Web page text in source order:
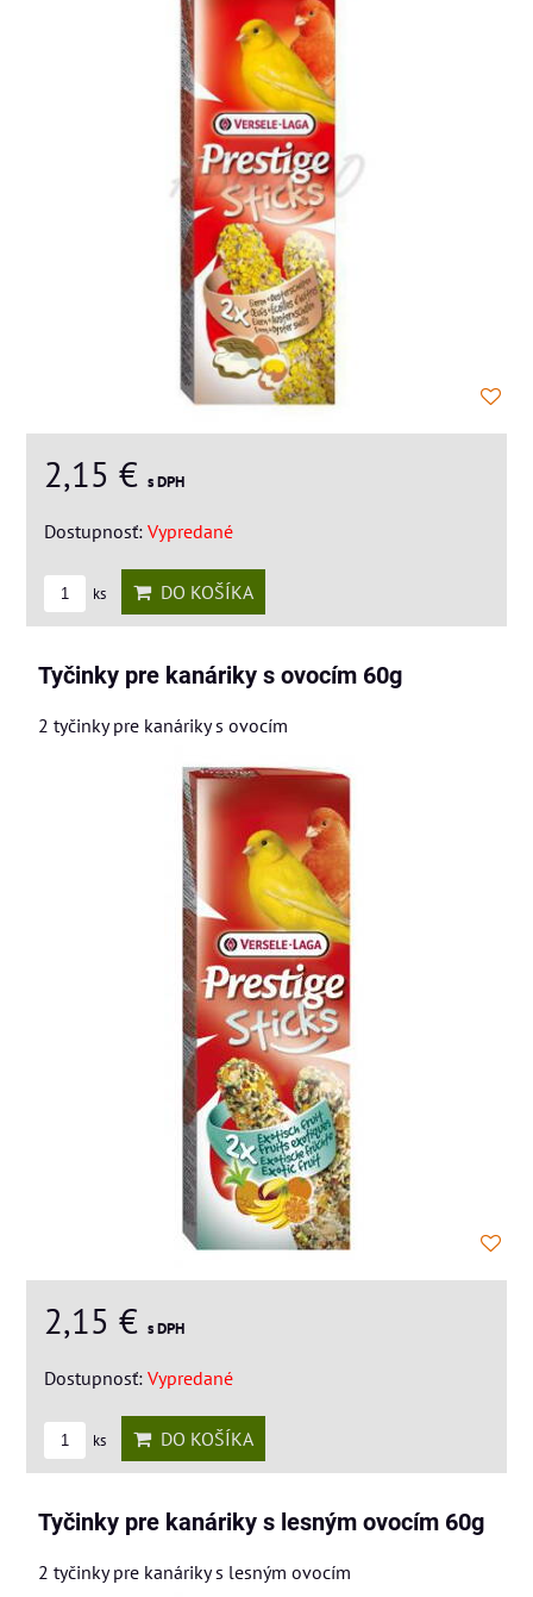
2,15 € s DPH
Dostupnosť: Vypredané
ks DO KOŠÍKA
Tyčinky pre kanáriky s ovocím 60g
2 tyčinky pre kanáriky s ovocím
2,15 € s DPH
Dostupnosť: Vypredané
ks DO KOŠÍKA
Tyčinky pre kanáriky s lesným ovocím 60g
2 tyčinky pre kanáriky s lesným ovocím